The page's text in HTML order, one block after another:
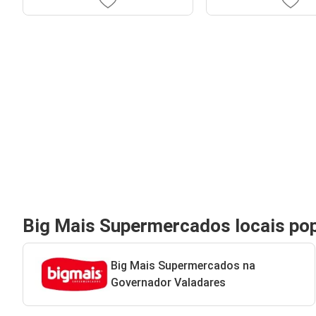
Big Mais Supermercados locais
Big Mais Supermercados na
Governador Valadares